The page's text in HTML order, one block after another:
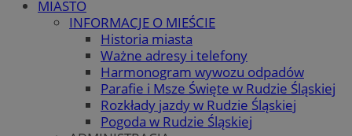
MIASTO
INFORMACJE O MIEŚCIE
Historia miasta
Ważne adresy i telefony
Harmonogram wywozu odpadów
Parafie i Msze Święte w Rudzie Śląskiej
Rozkłady jazdy w Rudzie Śląskiej
Pogoda w Rudzie Śląskiej